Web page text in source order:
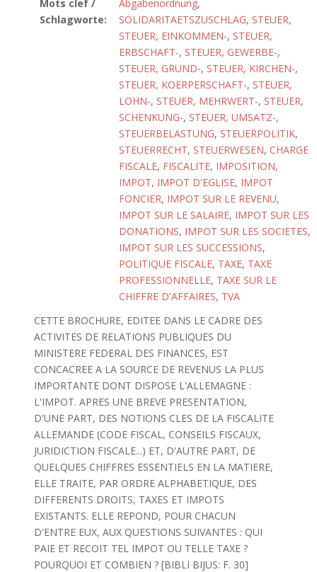
Mots clef /
Schlagworte:
Abgabenordnung,
SOLIDARITAETSZUSCHLAG, STEUER,
STEUER, EINKOMMEN-, STEUER,
ERBSCHAFT-, STEUER, GEWERBE-,
STEUER, GRUND-, STEUER, KIRCHEN-,
STEUER, KOERPERSCHAFT-, STEUER,
LOHN-, STEUER, MEHRWERT-, STEUER,
SCHENKUNG-, STEUER, UMSATZ-,
STEUERBELASTUNG, STEUERPOLITIK,
STEUERRECHT, STEUERWESEN, CHARGE
FISCALE, FISCALITE, IMPOSITION,
IMPOT, IMPOT D'EGLISE, IMPOT
FONCIER, IMPOT SUR LE REVENU,
IMPOT SUR LE SALAIRE, IMPOT SUR LES
DONATIONS, IMPOT SUR LES SOCIETES,
IMPOT SUR LES SUCCESSIONS,
POLITIQUE FISCALE, TAXE, TAXE
PROFESSIONNELLE, TAXE SUR LE
CHIFFRE D'AFFAIRES, TVA
CETTE BROCHURE, EDITEE DANS LE CADRE DES
ACTIVITES DE RELATIONS PUBLIQUES DU
MINISTERE FEDERAL DES FINANCES, EST
CONCACREE A LA SOURCE DE REVENUS LA PLUS
IMPORTANTE DONT DISPOSE L'ALLEMAGNE :
L'IMPOT. APRES UNE BREVE PRESENTATION,
D'UNE PART, DES NOTIONS CLES DE LA FISCALITE
ALLEMANDE (CODE FISCAL, CONSEILS FISCAUX,
JURIDICTION FISCALE...) ET, D'AUTRE PART, DE
QUELQUES CHIFFRES ESSENTIELS EN LA MATIERE,
ELLE TRAITE, PAR ORDRE ALPHABETIQUE, DES
DIFFERENTS DROITS, TAXES ET IMPOTS
EXISTANTS. ELLE REPOND, POUR CHACUN
D'ENTRE EUX, AUX QUESTIONS SUIVANTES : QUI
PAIE ET RECOIT TEL IMPOT OU TELLE TAXE ?
POURQUOI ET COMBIEN ? [BIBLI BIJUS: F. 30]